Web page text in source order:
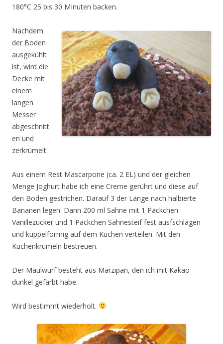
180°C 25 bis 30 MInuten backen.
Nachdem
der Boden
ausgekühlt
ist, wird die
Decke mit
einem
langen
Messer
abgeschnitt
en und
zerkrümelt.
Aus einem Rest Mascarpone (ca. 2 EL) und der gleichen
Menge Joghurt habe ich eine Creme gerührt und diese auf
den Boden gestrichen. Darauf 3 der Länge nach halbierte
Bananen legen. Dann 200 ml Sahne mit 1 Päckchen
Vanillezucker und 1 Päckchen Sahnesteif fest ausfschlagen
und kuppelförmig auf dem Kuchen verteilen. Mit den
Kuchenkrümeln bestreuen.
Der Maulwurf besteht aus Marzipan, den ich mit Kakao
dunkel gefärbt habe.
Wird bestimmt wiederholt.